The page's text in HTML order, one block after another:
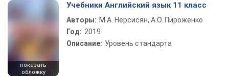
показать
обложку
Учебники Английский язык 11 класс
Авторы: М.А. Нерсисян, А.О. Пироженко
Год: 2019
Описание: Уровень стандарта